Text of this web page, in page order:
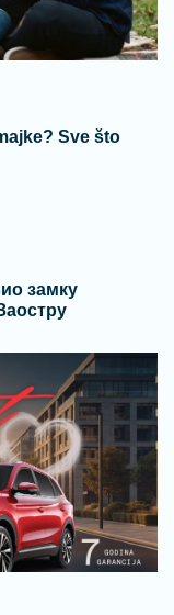
Sve što
замку